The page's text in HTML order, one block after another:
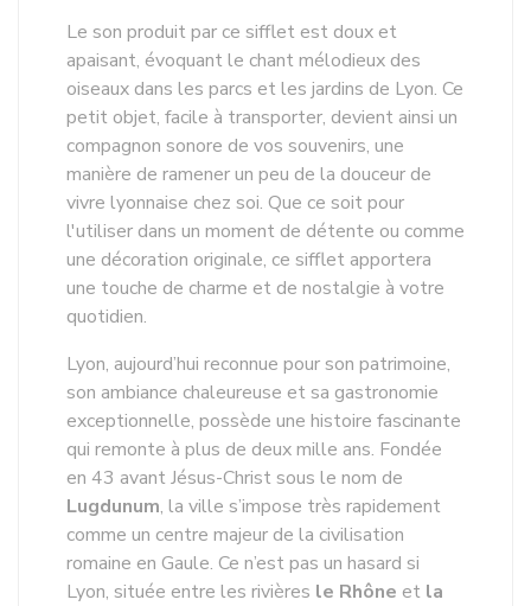
Le son produit par ce sifflet est doux et
apaisant, évoquant le chant mélodieux des
oiseaux dans les parcs et les jardins de Lyon. Ce
petit objet, facile à transporter, devient ainsi un
compagnon sonore de vos souvenirs, une
manière de ramener un peu de la douceur de
vivre lyonnaise chez soi. Que ce soit pour
l'utiliser dans un moment de détente ou comme
une décoration originale, ce sifflet apportera
une touche de charme et de nostalgie à votre
quotidien.
Lyon, aujourd’hui reconnue pour son patrimoine,
son ambiance chaleureuse et sa gastronomie
exceptionnelle, possède une histoire fascinante
qui remonte à plus de deux mille ans. Fondée
en 43 avant Jésus-Christ sous le nom de
Lugdunum, la ville s’impose très rapidement
comme un centre majeur de la civilisation
romaine en Gaule. Ce n’est pas un hasard si
Lyon, située entre les rivières le Rhône et la